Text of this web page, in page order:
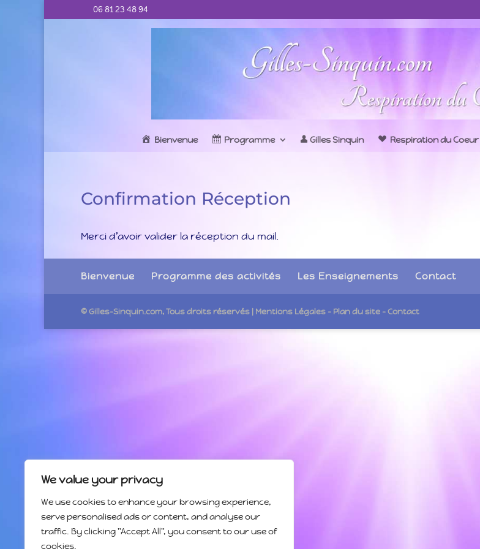
We value your privacy
We use cookies to enhance your browsing experience,
serve personalised ads or content, and analyse our
traffic. By clicking "Accept All", you consent to our use of
cookies.
06 81 23 48 94
Bienvenue Programme Gilles Sinquin Respiration du Coeur
Confirmation Réception
Merci d’avoir valider la réception du mail.
Bienvenue Programme des activités Les Enseignements Contact
© Gilles-Sinquin.com, Tous droits réservés | Mentions Légales - Plan du site - Contact